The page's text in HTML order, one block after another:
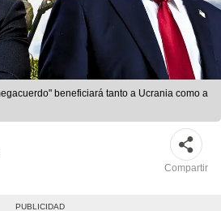
beneficiará tanto a Ucrania como a
Compartir